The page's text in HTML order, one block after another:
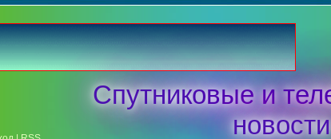
Спутниковые и
новости